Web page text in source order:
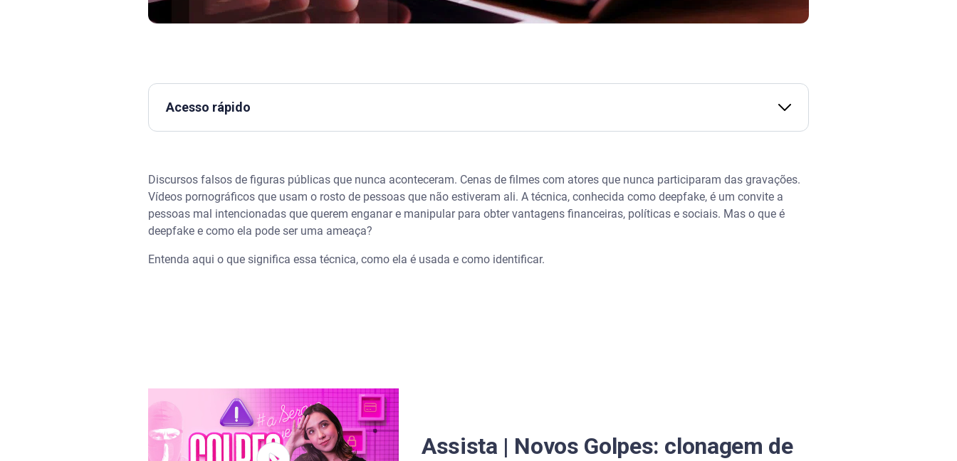
Acesso rápido
O que é deepfake
Tipos de deepfakes
Deepfake de vídeo
Deepfake de texto
Como os deepfakes são criados
Discursos falsos de figuras públicas que nunca aconteceram. Cenas de filmes com atores que nunca participaram das gravações.
Vídeos pornográficos que usam o rosto de pessoas que não estiveram ali. A técnica, conhecida como deepfake, é um convite a
pessoas mal intencionadas que querem enganar e manipular para obter vantagens financeiras, políticas e sociais. Mas o que é
deepfake e como ela pode ser uma ameaça?
Entenda aqui o que significa essa técnica, como ela é usada e como identificar.
Assista | Novos Golpes: clonagem de